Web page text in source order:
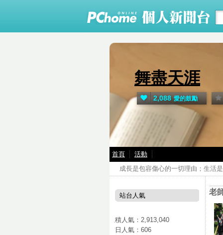
舞盡天涯
成長是包容傷心的一切理由；生活
2,088 愛的鼓勵
首頁 活動
老
站台人氣
累積人氣： 2,913,040
當日人氣： 606